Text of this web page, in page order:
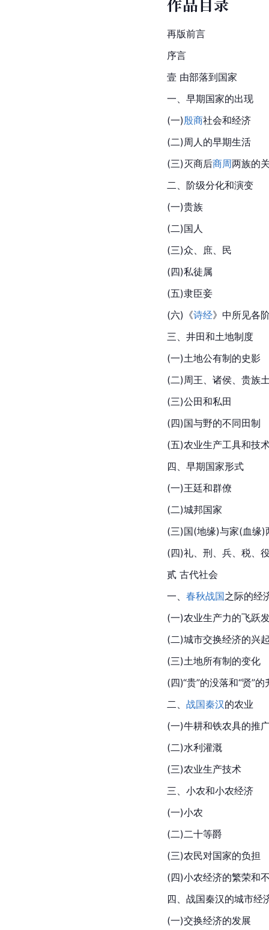
再版前言
序言
壹 由部落到国家
一、早期国家的出现
(一)殷商社会和经济
(二)周人的早期生活
(三)灭商后商周两族的
二、阶级分化和演变
(一)贵族
(二)国人
(三)众、庶、民
(四)私徒属
(五)隶臣妾
(六)《诗经》中所见各
三、井田和土地制度
(一)土地公有制的史影
(二)周王、诸侯、贵族
(三)公田和私田
(四)国与野的不同田制
(五)农业生产工具和技
四、早期国家形式
(一)王廷和群僚
(二)城邦国家
(三)国(地缘)与家(血缘)
(四)礼、刑、兵、税、
贰 古代社会
一、 春秋战国之际的经
(一)农业生产力的飞跃
(二)城市交换经济的兴
(三)土地所有制的变化
(四)“贵”的没落和“贤”的
二、 战国秦汉的农业
(一)牛耕和铁农具的推
(二)水利灌溉
(三)农业生产技术
三、小农和小农经济
(一)小农
(二)二十等爵
(三)农民对国家的负担
(四)小农经济的繁荣和
四、战国秦汉的城市经
(一)交换经济的发展